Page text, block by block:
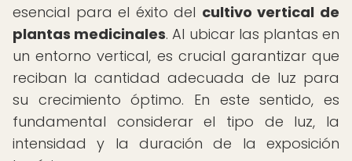
esencial para el éxito del cultivo vertical de
plantas medicinales. Al ubicar las plantas en
un entorno vertical, es crucial garantizar que
reciban la cantidad adecuada de luz para
su crecimiento óptimo. En este sentido, es
fundamental considerar el tipo de luz, la
intensidad y la duración de la exposición